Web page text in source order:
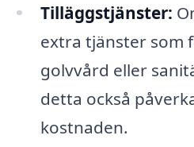
Tilläggstjänster:
extra tjänster som
golvvård eller
detta också
kostnaden.